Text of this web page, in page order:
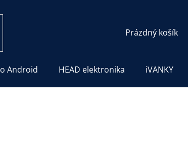
NÁKUPNÍ
Prázdný košík
Android HEAD elektronika iVANKY